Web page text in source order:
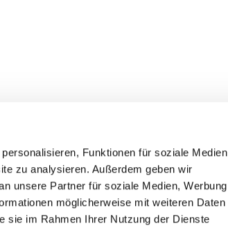
Funktionen für soziale Medien
zu analysieren. Außerdem geben wir
unsere Partner für soziale Medien, Werbung
möglicherweise mit weiteren Daten
sie im Rahmen Ihrer Nutzung der Dienste